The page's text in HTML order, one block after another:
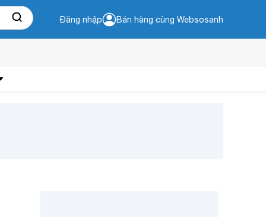
Đăng nhập Bán hàng cùng Websosanh